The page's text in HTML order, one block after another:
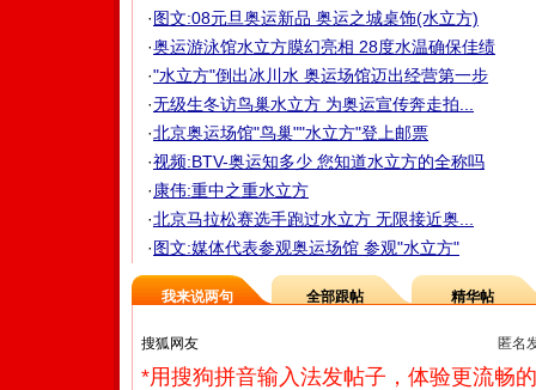
·图文:08元旦奥运新品 奥运之城桌饰(水立方)
·奥运游泳馆水立方膜幻亮相 28度水温确保佳绩
·"水立方"倒出冰川水 奥运场馆迈出经营第一步
·无级生冬访鸟巢水立方 为奥运宣传奔走拍...
·北京奥运场馆"鸟巢""水立方"登上邮票
·视频:BTV-奥运知多少 您知道水立方的全称吗
· 康伟:重中之重水立方
·北京马拉松赛选手跑过水立方 无限接近奥...
·图文:媒体代表参观奥运场馆 参观"水立方"
我来说两句 全部跟帖 精华帖
匿名
*用搜狗拼音输入法发帖子，体验更流畅